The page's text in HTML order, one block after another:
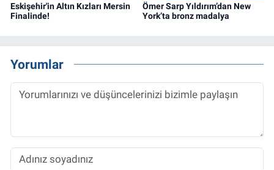
Eskişehir'in Altın Kızları Mersin
Finalinde!
Ömer Sarp Yıldırım’dan New
York’ta bronz madalya
Yorumlar